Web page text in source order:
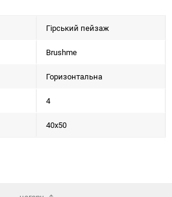
Гірський пейзаж
Brushme
Горизонтальна
4
40x50